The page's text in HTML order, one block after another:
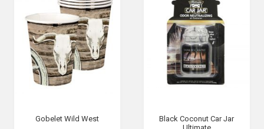
Gobelet Wild West
Black Coconut Car Jar
Ultimate